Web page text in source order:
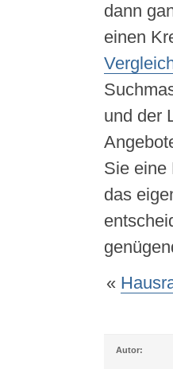
dann
einen
und der
Sie eine
das
«
Autor: